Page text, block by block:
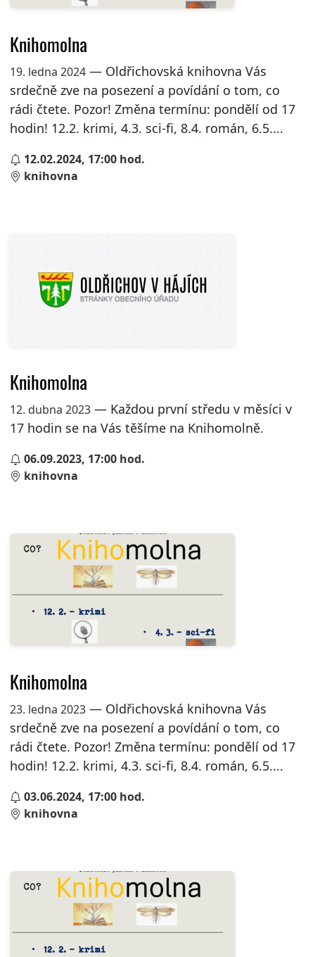
Knihomolna
19. ledna 2024— Oldřichovská knihovna Vás
srdečně zve na posezení a povídání o tom, co
rádi čtete. Pozor! Změna termínu: pondělí od 17
hodin! 12.2. krimi, 4.3. sci-fi, 8.4. román, 6.5....
12.02.2024, 17:00 hod.
knihovna
Knihomolna
12. dubna 2023— Každou první středu v měsíci v
17 hodin se na Vás těšíme na Knihomolně.
06.09.2023, 17:00 hod.
knihovna
Knihomolna
23. ledna 2023— Oldřichovská knihovna Vás
srdečně zve na posezení a povídání o tom, co
rádi čtete. Pozor! Změna termínu: pondělí od 17
hodin! 12.2. krimi, 4.3. sci-fi, 8.4. román, 6.5....
03.06.2024, 17:00 hod.
knihovna